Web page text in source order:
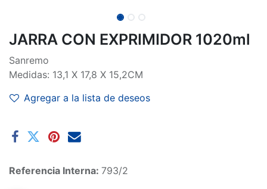
JARRA CON EXPRIMIDOR 1020ml
Sanremo
Medidas: 13,1 X 17,8 X 15,2CM
Agregar a la lista de deseos
Referencia Interna: 793/2